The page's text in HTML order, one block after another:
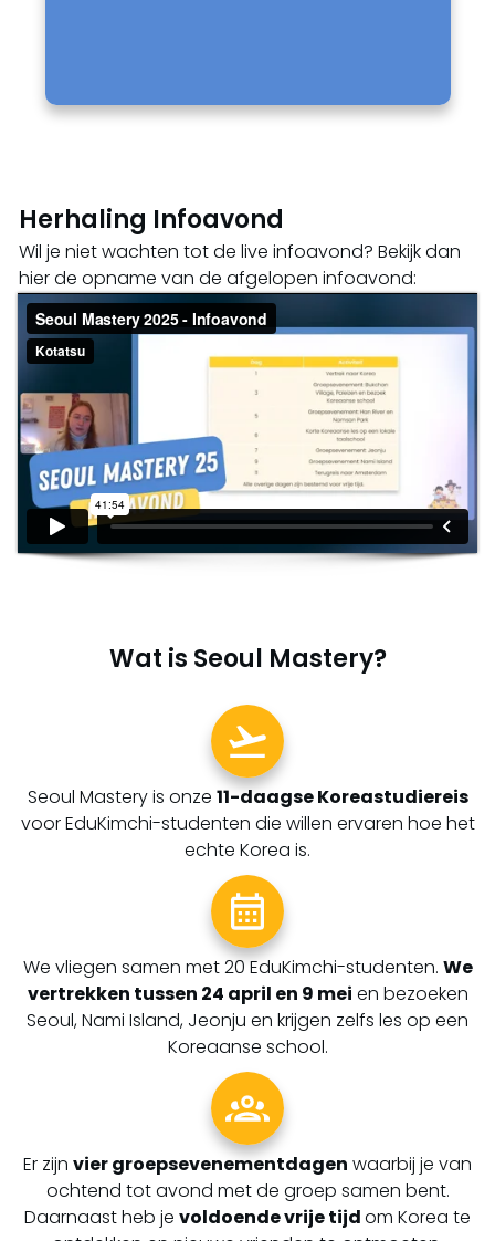
Herhaling Infoavond
Wil je niet wachten tot de live infoavond? Bekijk dan
hier de opname van de afgelopen infoavond:
Wat is Seoul Mastery?
Seoul Mastery is onze 11-daagse Koreastudiereis
voor EduKimchi-studenten die willen ervaren hoe het
echte Korea is.
We vliegen samen met 20 EduKimchi-studenten. We
vertrekken tussen 24 april en 9 mei en bezoeken
Seoul, Nami Island, Jeonju en krijgen zelfs les op een
Koreaanse school.
Er zijn vier groepsevenementdagen waarbij je van
ochtend tot avond met de groep samen bent.
Daarnaast heb je voldoende vrije tijdom Korea te